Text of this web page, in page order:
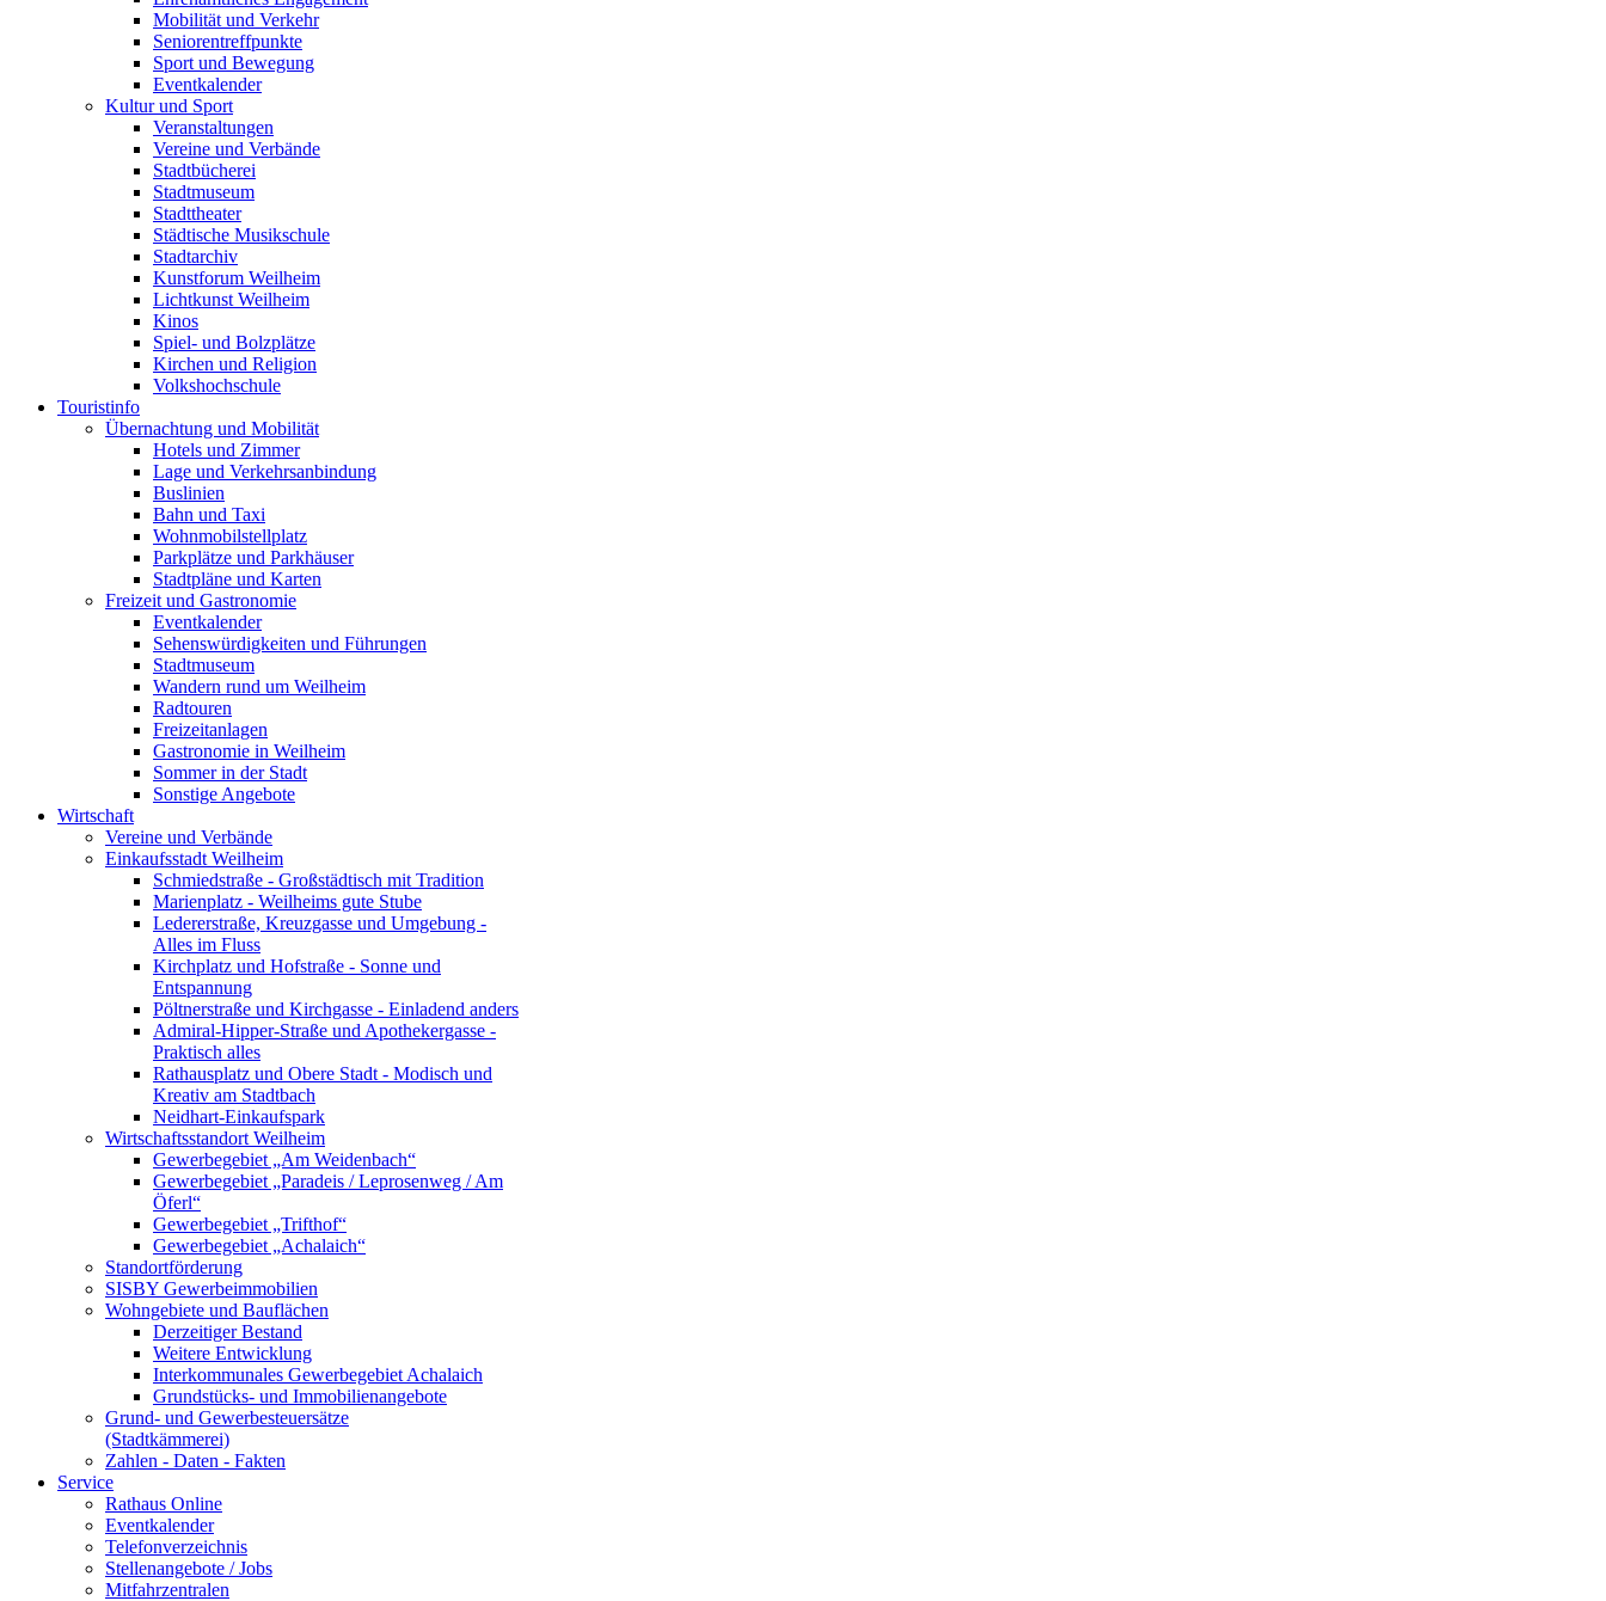
Mobilität und Verkehr
Seniorentreffpunkte
Sport und Bewegung
Eventkalender
Kultur und Sport
Veranstaltungen
Vereine und Verbände
Stadtbücherei
Stadtmuseum
Stadttheater
Städtische Musikschule
Stadtarchiv
Kunstforum Weilheim
Lichtkunst Weilheim
Kinos
Spiel- und Bolzplätze
Kirchen und Religion
Volkshochschule
Touristinfo
Übernachtung und Mobilität
Hotels und Zimmer
Lage und Verkehrsanbindung
Buslinien
Bahn und Taxi
Wohnmobilstellplatz
Parkplätze und Parkhäuser
Stadtpläne und Karten
Freizeit und Gastronomie
Eventkalender
Sehenswürdigkeiten und Führungen
Stadtmuseum
Wandern rund um Weilheim
Radtouren
Freizeitanlagen
Gastronomie in Weilheim
Sommer in der Stadt
Sonstige Angebote
Wirtschaft
Vereine und Verbände
Einkaufsstadt Weilheim
Schmiedstraße - Großstädtisch mit Tradition
Marienplatz - Weilheims gute Stube
Ledererstraße, Kreuzgasse und Umgebung -
Alles im Fluss
Kirchplatz und Hofstraße - Sonne und
Entspannung
Pöltnerstraße und Kirchgasse - Einladend anders
Admiral-Hipper-Straße und Apothekergasse -
Praktisch alles
Rathausplatz und Obere Stadt - Modisch und
Kreativ am Stadtbach
Neidhart-Einkaufspark
Wirtschaftsstandort Weilheim
Gewerbegebiet „Am Weidenbach“
Gewerbegebiet „Paradeis / Leprosenweg / Am
Öferl“
Gewerbegebiet „Trifthof“
Gewerbegebiet „Achalaich“
Standortförderung
SISBY Gewerbeimmobilien
Wohngebiete und Bauflächen
Derzeitiger Bestand
Weitere Entwicklung
Interkommunales Gewerbegebiet Achalaich
Grundstücks- und Immobilienangebote
Grund- und Gewerbesteuersätze
(Stadtkämmerei)
Zahlen - Daten - Fakten
Service
Rathaus Online
Eventkalender
Telefonverzeichnis
Stellenangebote / Jobs
Mitfahrzentralen